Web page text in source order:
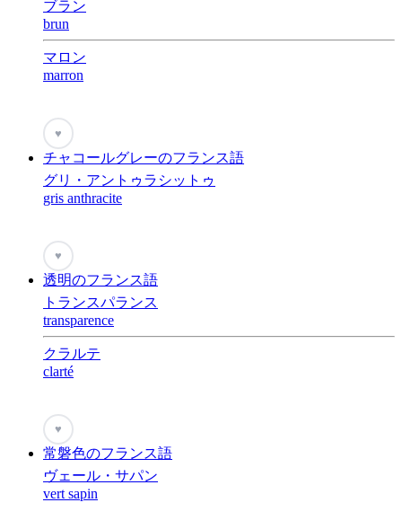
ブラン
brun
マロン
marron
♥
チャコールグレーのフランス語
グリ・アントゥラシットゥ
gris anthracite
♥
透明のフランス語
トランスパランス
transparence
クラルテ
clarté
♥
常磐色のフランス語
ヴェール・サパン
vert sapin